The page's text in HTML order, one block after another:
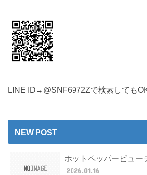
LINE ID→@SNF6972Zで検索しても
NEW POST
ホットペッパービュー
2026.01.16